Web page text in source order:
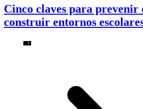
Cinco claves para
construir entornos